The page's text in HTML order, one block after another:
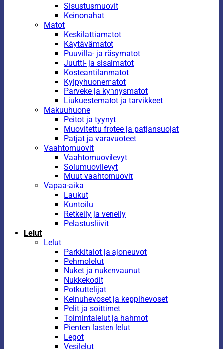
Sisustusmuovit
Keinonahat
Matot
Keskilattiamatot
Käytävämatot
Puuvilla- ja räsymatot
Juutti- ja sisalmatot
Kosteantilanmatot
Kylpyhuonematot
Parveke ja kynnysmatot
Liukuestematot ja tarvikkeet
Makuuhuone
Peitot ja tyynyt
Muovitettu frotee ja patjansuojat
Patjat ja varavuoteet
Vaahtomuovit
Vaahtomuovilevyt
Solumuovilevyt
Muut vaahtomuovit
Vapaa-aika
Laukut
Kuntoilu
Retkeily ja veneily
Pelastusliivit
Lelut
Lelut
Parkkitalot ja ajoneuvot
Pehmolelut
Nuket ja nukenvaunut
Nukkekodit
Potkuttelijat
Keinuhevoset ja keppihevoset
Pelit ja soittimet
Toimintalelut ja hahmot
Pienten lasten lelut
Legot
Vesilelut